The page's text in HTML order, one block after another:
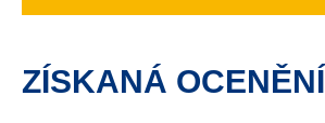
ZÍSKANÁ OCENĚNÍ